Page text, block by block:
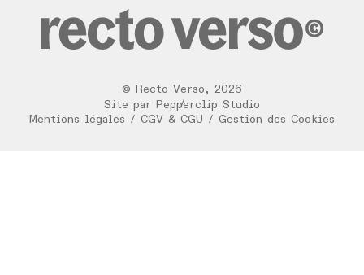
© Recto Verso , 2026
/
Site par
Pepperclip Studio
Mentions légales / CGV & CGU / Gestion des Cookies